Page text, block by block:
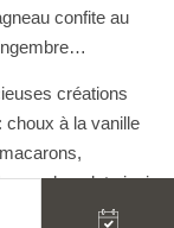
confite au
créations
à la vanille
au chocolat ainsi
au chocolat !